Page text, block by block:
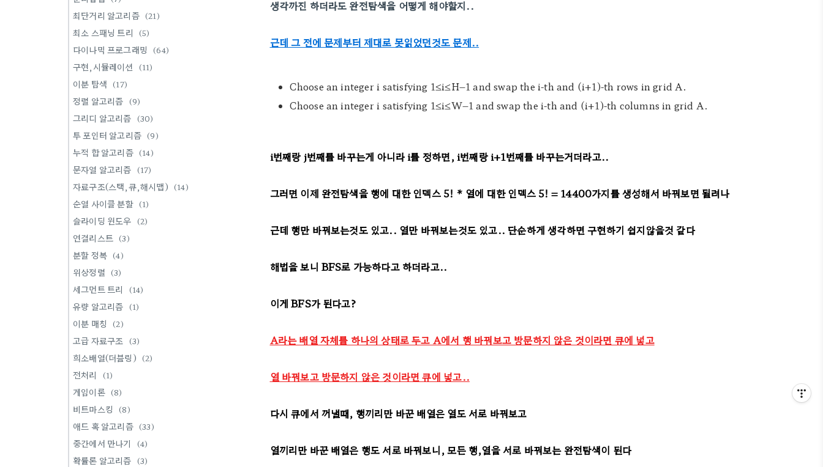
생각까진 하더라도 완전탐색을 어떻게 해야할지..
근데 그 전에 문제부터 제대로 못읽었던것도 문제..
Choose an integer i satisfying 1≤i≤H−1 and swap the i-th and (i+1)-th rows in grid A.
Choose an integer i satisfying 1≤i≤W−1 and swap the i-th and (i+1)-th columns in grid A.
i번째랑 j번째를 바꾸는게 아니라 i를 정하면, i번째랑 i+1번째를 바꾸는거더라고..
그러면 이제 완전탐색을 행에 대한 인덱스 5! * 열에 대한 인덱스 5! = 14400가지를 생성해서 바꿔보면 될려나
근데 행만 바꿔보는것도 있고.. 열만 바꿔보는것도 있고.. 단순하게 생각하면 구현하기 쉽지않을것 같다
해법을 보니 BFS로 가능하다고 하더라고..
이게 BFS가 된다고?
A라는 배열 자체를 하나의 상태로 두고 A에서 행 바꿔보고 방문하지 않은 것이라면 큐에 넣고
열 바꿔보고 방문하지 않은 것이라면 큐에 넣고..
다시 큐에서 꺼낼때, 행끼리만 바꾼 배열은 열도 서로 바꿔보고
열끼리만 바꾼 배열은 행도 서로 바꿔보니, 모든 행,열을 서로 바꿔보는 완전탐색이 된다
최단거리 알고리즘 (21)
최소 스패닝 트리 (5)
다이나믹 프로그래밍 (64)
구현,시뮬레이션 (11)
이분 탐색 (17)
정렬 알고리즘 (9)
그리디 알고리즘 (30)
투 포인터 알고리즘 (9)
누적 합 알고리즘 (14)
문자열 알고리즘 (17)
자료구조(스택,큐,해시맵) (14)
순열 사이클 분할 (1)
슬라이딩 윈도우 (2)
연결리스트 (3)
분할 정복 (4)
위상정렬 (3)
세그먼트 트리 (14)
유량 알고리즘 (1)
이분 매칭 (2)
고급 자료구조 (3)
희소배열(더블링) (2)
전처리 (1)
게임이론 (8)
비트마스킹 (8)
애드 혹 알고리즘 (33)
중간에서 만나기 (4)
확률론 알고리즘 (3)